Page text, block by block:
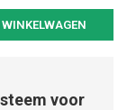
voor